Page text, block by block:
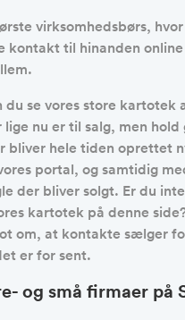
virksomhedsbørs,
kontakt til hinanden
du se vores store kartotek
nu er til salg, men hold
bliver hele tiden oprettet
portal, og samtidig
der bliver solgt. Er du
kartotek på denne
om, at kontakte sælger
er for sent.
og små firmaer på